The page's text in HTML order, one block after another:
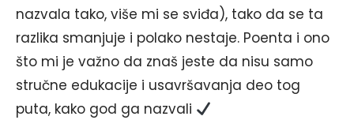
nazvala tako, više mi se sviđa), tako da se ta
razlika smanjuje i polako nestaje. Poenta i ono
što mi je važno da znaš jeste da nisu samo
stručne edukacije i usavršavanja deo tog
puta, kako god ga nazvali